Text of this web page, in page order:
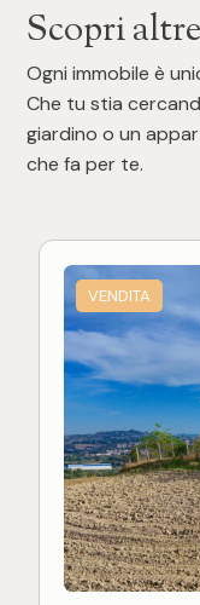
Scopri
Ogni immobile è
Che tu stia
giardino o un
che fa per te.
VENDITA